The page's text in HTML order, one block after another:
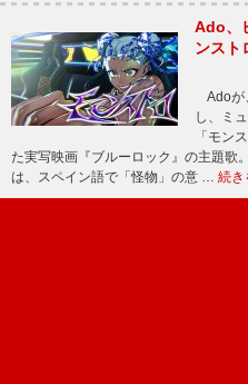
Ado、
ンスト
Adoが
し、ミ
「モン
た実写映画『ブルーロック』の主題歌
は、スペイン語で「怪物」の意 … 続き